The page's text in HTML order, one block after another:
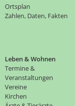
Ortsplan
Zahlen, Daten, Fakten
Leben & Wohnen
Termine &
Veranstaltungen
Vereine
Kirchen